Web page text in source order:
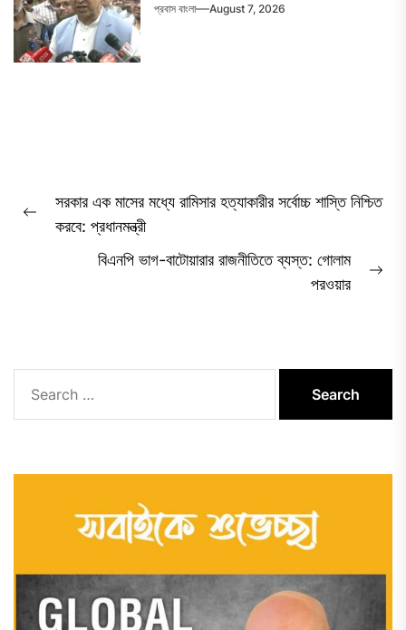
প্রবাস বাংলা August 7, 2026
Post
navigation
Previous
সরকার এক মাসের মধ্যে রামিসার হত্যাকারীর সর্বোচ্চ শাস্তি নিশ্চিত
করবে: প্রধানমন্ত্রী
বিএনপি ভাগ-বাটোয়ারার রাজনীতিতে ব্যস্ত: গোলাম
পরওয়ার
for: